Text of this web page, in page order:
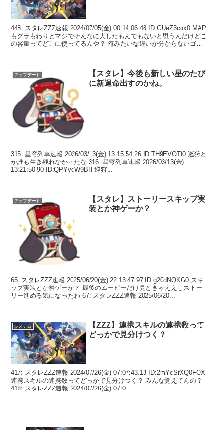
448: スタレZZZ速報 2024/07/05(金) 00:14:06.48 ID:GUeZ3cox0 MAP
もグラもわりとマジでそんなに大したもんでもないと思うんだけどこ
の容量ってどこに使ってるんや？ 俺みたいな違いが分からないゴミ
アップデート
【スタレ】今後も新しい星のたび
に新運命出すのかね。
315: 星穹列車速報 2026/03/13(金) 13:15:54.26 ID:TH9EVOTf0 巡狩と
か誰も生き残れなかったな 316: 星穹列車速報 2026/03/13(金)
13:21:50.90 ID:QPYycW9BH 巡狩...
アップデート
【スタレ】ストーリースキップ実
装とか神ゲーか？
65: スタレZZZ速報 2025/06/20(金) 22:13:47.97 ID:g20dNQKG0 スキ
ップ実装とか神ゲーか？ 最後のムービーだけ見ときゃええしストー
リー進める気になったわ 67: スタレZZZ速報 2025/06/20...
システム
【ZZZ】連携スキルの連携数って
どっかで見分けつく？
417: スタレZZZ速報 2024/07/26(金) 07:07:43.13 ID:2mYcSrXQ0FOX
連携スキルの連携数ってどっかで見分けつく？ みんな覚えてんの？
418: スタレZZZ速報 2024/07/26(金) 07:0...